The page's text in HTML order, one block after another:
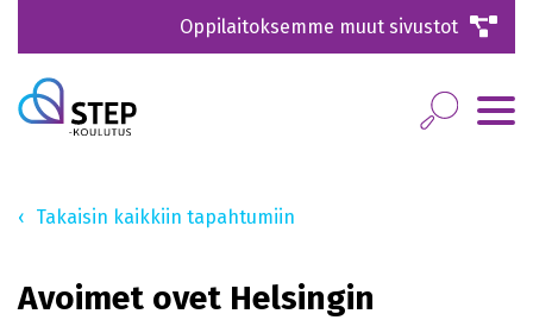
Oppilaitoksemme muut sivustot
Takaisin kaikkiin tapahtumiin
Avoimet ovet Helsingin